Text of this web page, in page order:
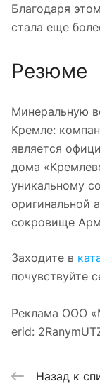
Благодаря
стала еще
Резюме
Минеральную
Кремле:
является
дома
уникальному
оригинальной
сокровище
Заходите в
почувствуйте
Реклама ООО
erid:
Назад к